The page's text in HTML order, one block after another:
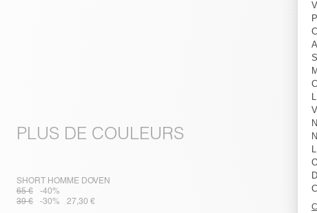
PLUS DE COULEURS
SHORT HOMME DOVEN
65 €
-40%
39 €
-30% 27,30 €